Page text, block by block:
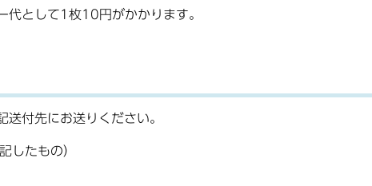
代として1枚10円がかかります。
付先にお送りください。
したもの）